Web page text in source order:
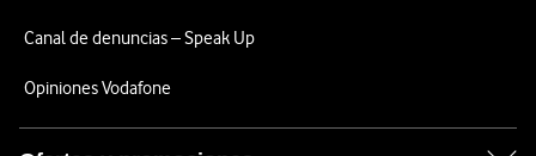
Canal de denuncias – Speak Up
Opiniones Vodafone